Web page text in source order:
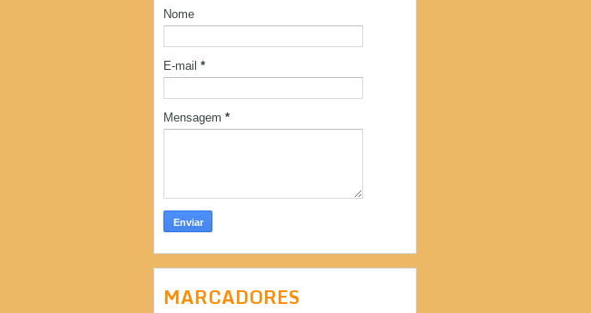
Nome
E-mail *
Mensagem *
MARCADORES